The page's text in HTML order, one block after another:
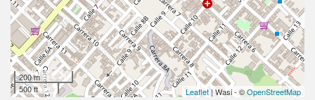
200 m
500 ft
Leaflet| Wasi - ©OpenStreetMap